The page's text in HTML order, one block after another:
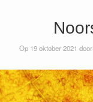
Op 19 oktober 2021 door